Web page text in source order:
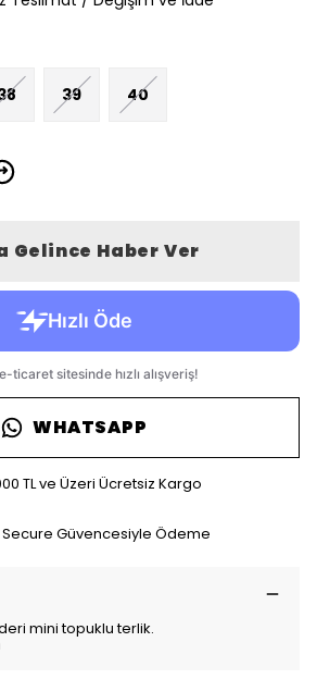
39 40
Gelince Haber Ver
WHATSAPP
TL ve Üzeri Ücretsiz Kargo
Secure Güvencesiyle Ödeme
mini topuklu terlik.